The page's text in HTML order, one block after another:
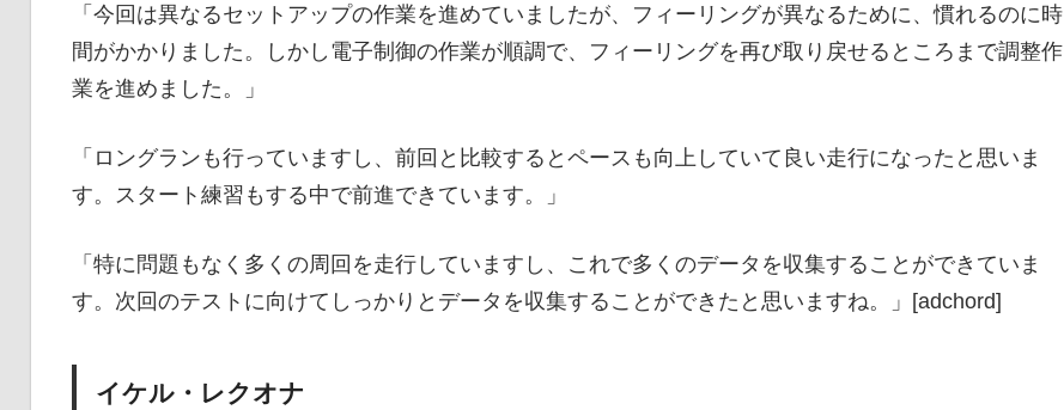
「今回は異なるセットアップの作業を進めていましたが、フィーリングが異なるために、慣れるのに時
間がかかりました。しかし電子制御の作業が順調で、フィーリングを再び取り戻せるところまで調整作
業を進めました。」
「ロングランも行っていますし、前回と比較するとペースも向上していて良い走行になったと思いま
す。スタート練習もする中で前進できています。」
「特に問題もなく多くの周回を走行していますし、これで多くのデータを収集することができていま
す。次回のテストに向けてしっかりとデータを収集することができたと思いますね。」[adchord]
イケル・レクオナ